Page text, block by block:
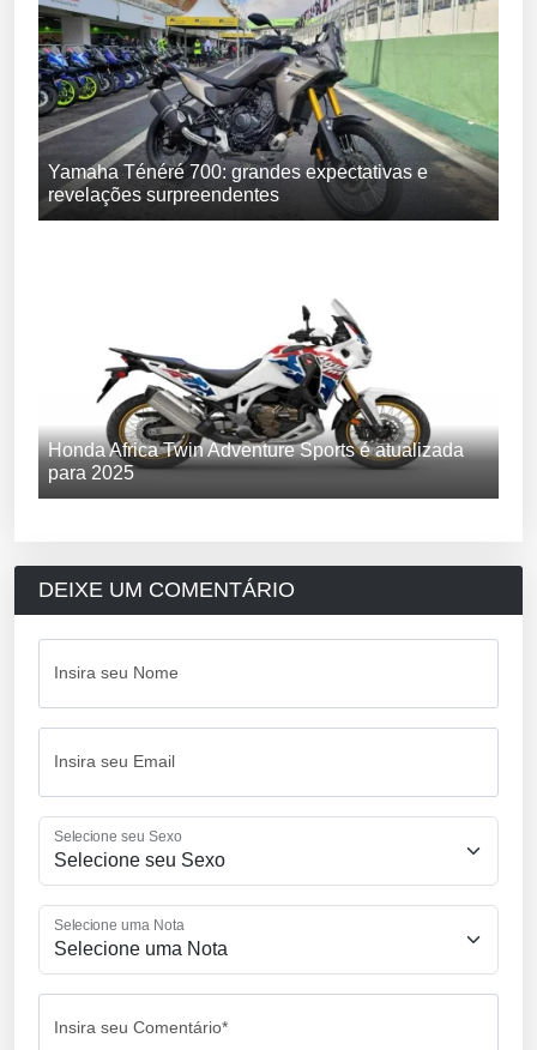
Yamaha Ténéré 700: grandes expectativas e
revelações surpreendentes
Honda Africa Twin Adventure Sports é atualizada
para 2025
DEIXE UM COMENTÁRIO
Insira seu Nome
Insira seu Email
Selecione seu Sexo
Selecione uma Nota
Insira seu Comentário*